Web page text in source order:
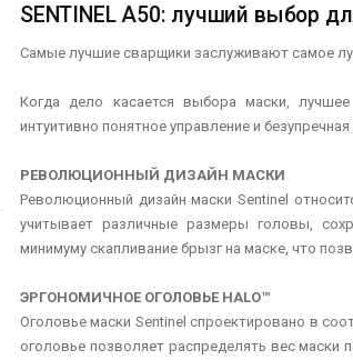
SENTINEL A50: лучший выбор
Самые лучшие сварщики заслуживают самое
Когда дело касается выбора маски,
интуитивно понятное управление и
РЕВОЛЮЦИОННЫЙ ДИЗАЙН МАСКИ
Революционный дизайн маски Sentinel
учитывает различные размеры головы,
минимуму скапливание брызг на маске, что
ЭРГОНОМИЧНОЕ ОГОЛОВЬЕ HALO™
Оголовье маски Sentinel спроектировано в
оголовье позволяет распределять вес маски